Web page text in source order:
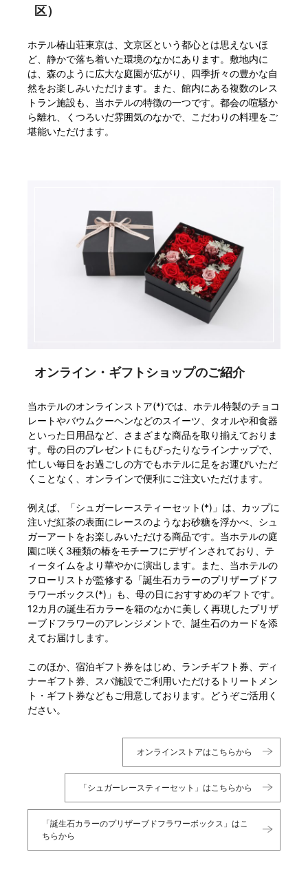
区）
ホテル椿山荘東京は、文京区という都心とは思えないほ
ど、静かで落ち着いた環境のなかにあります。敷地内に
は、森のように広大な庭園が広がり、四季折々の豊かな自
然をお楽しみいただけます。また、館内にある複数のレス
トラン施設も、当ホテルの特徴の一つです。都会の喧騒か
ら離れ、くつろいだ雰囲気のなかで、こだわりの料理をご
堪能いただけます。
オンライン・ギフトショップのご紹介
当ホテルのオンラインストア(*)では、ホテル特製のチョコ
レートやバウムクーヘンなどのスイーツ、タオルや和食器
といった日用品など、さまざまな商品を取り揃えておりま
す。母の日のプレゼントにもぴったりなラインナップで、
忙しい毎日をお過ごしの方でもホテルに足をお運びいただ
くことなく、オンラインで便利にご注文いただけます。
例えば、「シュガーレースティーセット(*)」は、カップに
注いだ紅茶の表面にレースのようなお砂糖を浮かべ、シュ
ガーアートをお楽しみいただける商品です。当ホテルの庭
園に咲く3種類の椿をモチーフにデザインされており、テ
ィータイムをより華やかに演出します。また、当ホテルの
フローリストが監修する「誕生石カラーのプリザーブドフ
ラワーボックス(*)」も、母の日におすすめのギフトです。
12カ月の誕生石カラーを箱のなかに美しく再現したプリザ
ーブドフラワーのアレンジメントで、誕生石のカードを添
えてお届けします。
このほか、宿泊ギフト券をはじめ、ランチギフト券、ディ
ナーギフト券、スパ施設でご利用いただけるトリートメン
ト・ギフト券などもご用意しております。どうぞご活用く
ださい。
オンラインストアはこちらから
「シュガーレースティーセット」はこちらから
「誕生石カラーのプリザーブドフラワーボックス」はこ
ちらから